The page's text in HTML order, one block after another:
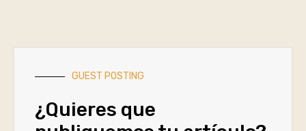
GUEST POSTING
¿Quieres que